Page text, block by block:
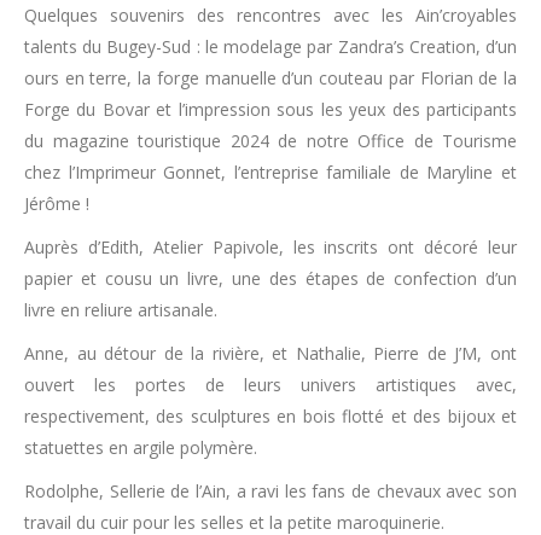
Quelques souvenirs des rencontres avec les Ain’croyables
talents du Bugey-Sud : le modelage par Zandra’s Creation, d’un
ours en terre, la forge manuelle d’un couteau par Florian de la
Forge du Bovar et l’impression sous les yeux des participants
du magazine touristique 2024 de notre Office de Tourisme
chez l’Imprimeur Gonnet, l’entreprise familiale de Maryline et
Jérôme !
Auprès d’Edith, Atelier Papivole, les inscrits ont décoré leur
papier et cousu un livre, une des étapes de confection d’un
livre en reliure artisanale.
Anne, au détour de la rivière, et Nathalie, Pierre de J’M, ont
ouvert les portes de leurs univers artistiques avec,
respectivement, des sculptures en bois flotté et des bijoux et
statuettes en argile polymère.
Rodolphe, Sellerie de l’Ain, a ravi les fans de chevaux avec son
travail du cuir pour les selles et la petite maroquinerie.